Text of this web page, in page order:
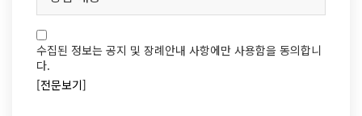
수집된 정보는 공지 및 장례안내 사항에만 사용함을 동의합니
다.
[전문보기]